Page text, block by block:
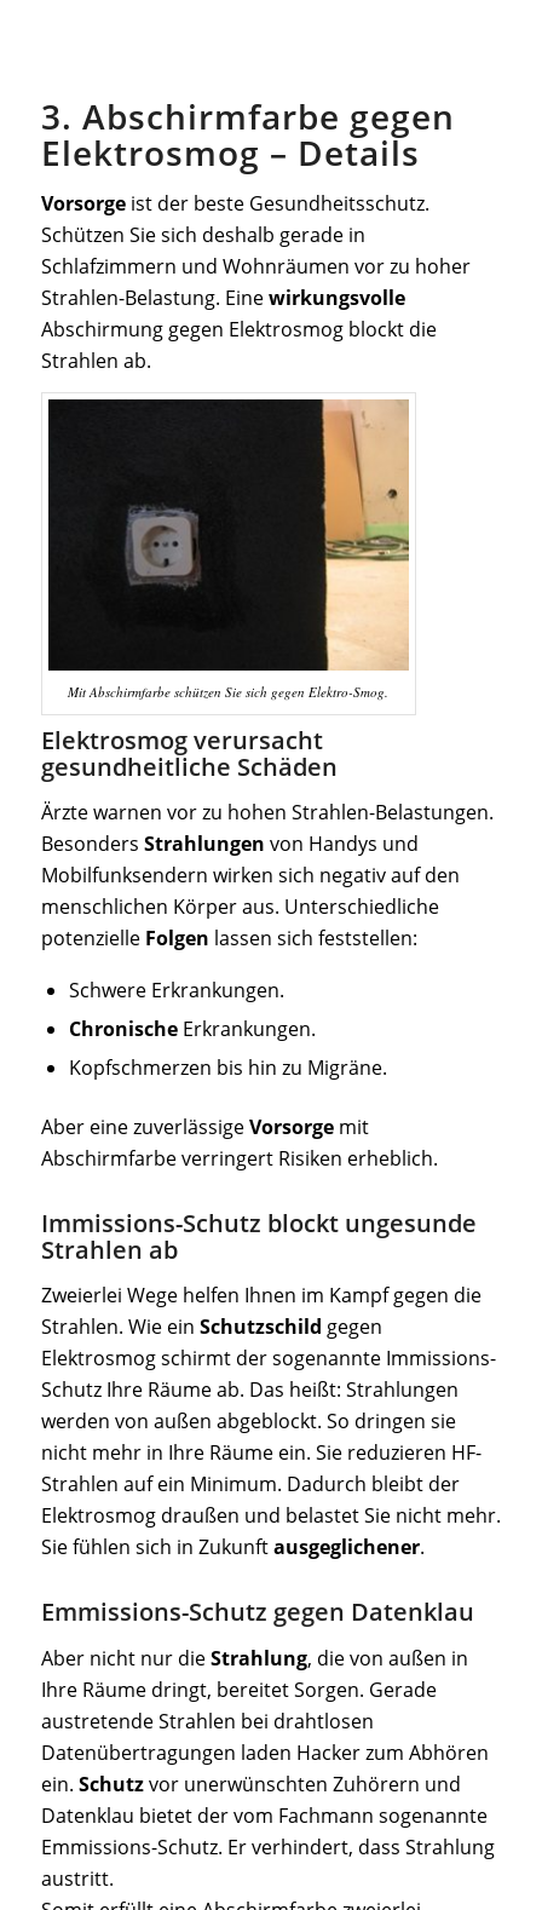
3. Abschirmfarbe gegen
Elektrosmog – Details
Vorsorgeist der beste Gesundheitsschutz.
Schützen Sie sich deshalb gerade in
Schlafzimmern und Wohnräumen vor zu hoher
Strahlen-Belastung. Einewirkungsvolle
Abschirmung gegen Elektrosmog blockt die
Strahlen ab.
Mit Abschirmfarbe schützen Sie sich gegen Elektro-Smog.
Elektrosmog verursacht
gesundheitliche Schäden
Ärzte warnen vor zu hohen Strahlen-Belastungen.
Besonders Strahlungen von Handys und
Mobilfunksendern wirken sich negativ auf den
menschlichen Körper aus. Unterschiedliche
potenzielle Folgen lassen sich feststellen:
Schwere Erkrankungen.
ChronischeErkrankungen.
Kopfschmerzen bis hin zu Migräne.
Aber eine zuverlässigeVorsorgemit
Abschirmfarbe verringert Risiken erheblich.
Immissions-Schutz blockt ungesunde
Strahlen ab
Zweierlei Wege helfen Ihnen im Kampf gegen die
Strahlen. Wie ein Schutzschild gegen
Elektrosmog schirmt der sogenannte Immissions-
Schutz Ihre Räume ab. Das heißt: Strahlungen
werden von außen abgeblockt. So dringen sie
nicht mehr in Ihre Räume ein. Sie reduzieren HF-
Strahlen auf ein Minimum. Dadurch bleibt der
Elektrosmog draußen und belastet Sie nicht mehr.
Sie fühlen sich in Zukunftausgeglichener.
Emmissions-Schutz gegen Datenklau
Aber nicht nur dieStrahlung, die von außen in
Ihre Räume dringt, bereitet Sorgen. Gerade
austretende Strahlen bei drahtlosen
Datenübertragungen laden Hacker zum Abhören
ein. Schutzvor unerwünschten Zuhörern und
Datenklau bietet der vom Fachmann sogenannte
Emmissions-Schutz. Er verhindert, dass Strahlung
austritt.